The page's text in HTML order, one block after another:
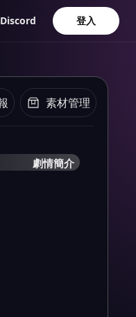
Discord 登入
素材管理
劇情簡介